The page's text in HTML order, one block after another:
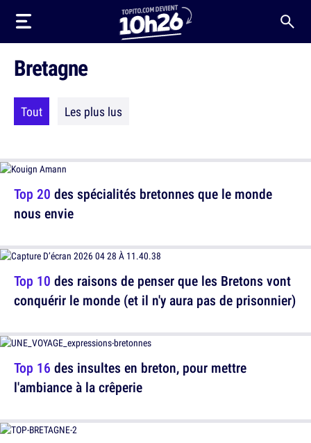
Bretagne
Tout Les plus lus
Top 20 des spécialités bretonnes que le monde
nous envie
Top 10 des raisons de penser que les Bretons vont
conquérir le monde (et il n'y aura pas de prisonnier)
Top 16 des insultes en breton, pour mettre
l'ambiance à la crêperie